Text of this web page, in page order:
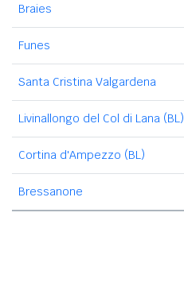
Braies
Funes
Santa Cristina Valgardena
Livinallongo del Col di Lana (BL)
Cortina d'Ampezzo (BL)
Bressanone